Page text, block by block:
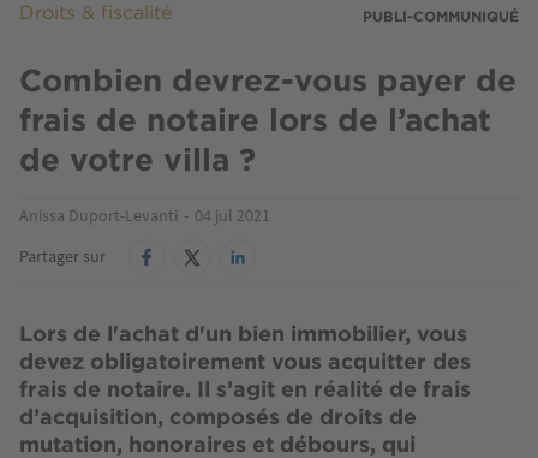
PUBLI-COMMUNIQUÉ
Droits & fiscalité
Combien devrez-vous payer de
frais de notaire lors de l’achat
de votre villa ?
Anissa Duport-Levanti
04 jul 2021
Partager sur
Lors de l'achat d'un bien immobilier, vous
devez obligatoirement vous acquitter des
frais de notaire. Il s’agit en réalité de frais
d’acquisition, composés de droits de
mutation, honoraires et débours, qui